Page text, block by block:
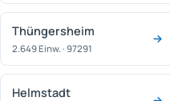
Thüngersheim
2.649 Einw. · 97291
Helmstadt